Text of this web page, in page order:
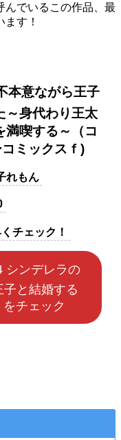
んでいるこの作品、最
す！
本意ながら王子
～身代わり王太
満喫する～（コ
ミックスｆ)
れもん
チェック！
シンデレラの
と結婚する
チェック